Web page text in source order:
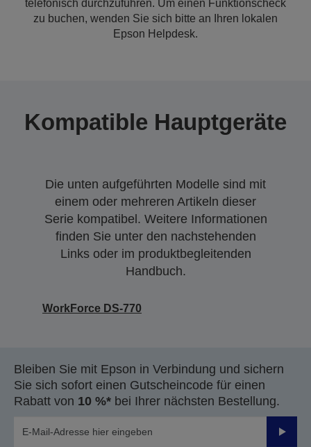
telefonisch durchzuführen. Um einen Funktionscheck
zu buchen, wenden Sie sich bitte an Ihren lokalen
Epson Helpdesk.
Kompatible Hauptgeräte
Die unten aufgeführten Modelle sind mit
einem oder mehreren Artikeln dieser
Serie kompatibel. Weitere Informationen
finden Sie unter den nachstehenden
Links oder im produktbegleitenden
Handbuch.
WorkForce DS-770
Bleiben Sie mit Epson in Verbindung und sichern
Sie sich sofort einen Gutscheincode für einen
Rabatt von 10 %* bei Ihrer nächsten Bestellung.